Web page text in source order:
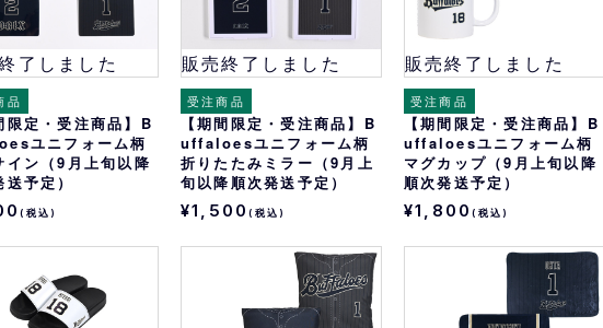
了しました
品
限定・受注商品】B
ユニフォーム柄
イン（9月上旬以降
予定）
(税込)
販売終了しました
受注商品
【期間限定・受注商品】B
uffaloesユニフォーム柄
折りたたみミラー（9月上
旬以降順次発送予定）
¥1,500(税込)
販売終了しました
受注商品
【期間限定・受注商品】B
uffaloesユニフォーム柄
マグカップ（9月上旬以降
順次発送予定）
¥1,800(税込)